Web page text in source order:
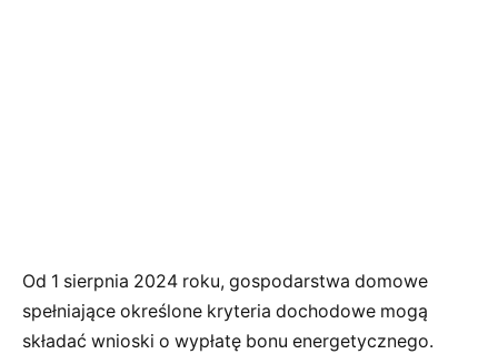
Od 1 sierpnia 2024 roku, gospodarstwa domowe
spełniające określone kryteria dochodowe mogą
składać wnioski o wypłatę bonu energetycznego.